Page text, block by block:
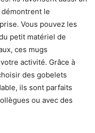
le
Vous pouvez les
petit matériel de
ces mugs
activité. Grâce à
des gobelets
ils sont parfaits
ou avec des